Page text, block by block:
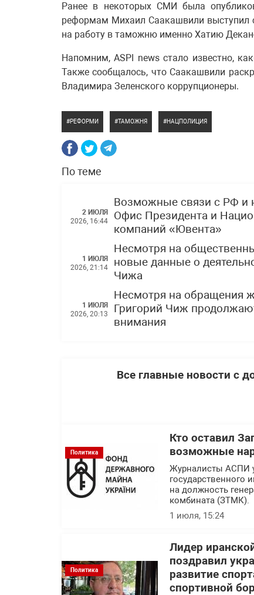
Ранее в некоторых СМИ была
реформам Михаил Саакашвили выступил
на работу в таможню именно Хатию
Напомним, ASPI news стало известно,
Также сообщалось, что Саакашвили
Владимира Зеленского коррупционеры.
РЕФОРМИ ТАМОЖНЯ НАЦПОЛИЦИЯ
По теме
2 ИЮЛЯ
2026, 16:44
Возможные связи с РФ и
Офис Президента и
компаний «Ювента»
1 ИЮЛЯ
2026, 21:14
Несмотря на
новые данные о
Чижа
1 ИЮЛЯ
2026, 20:13
Несмотря на обращения
Григорий Чиж
внимания
Все главные новости с
Политика
Кто оставил
возможные
Журналисты АСПИ
государственного
на должность
комбината (ЗТМК).
1 июля, 15:24
Политика
Лидер
поздравил
развитие
спортивной